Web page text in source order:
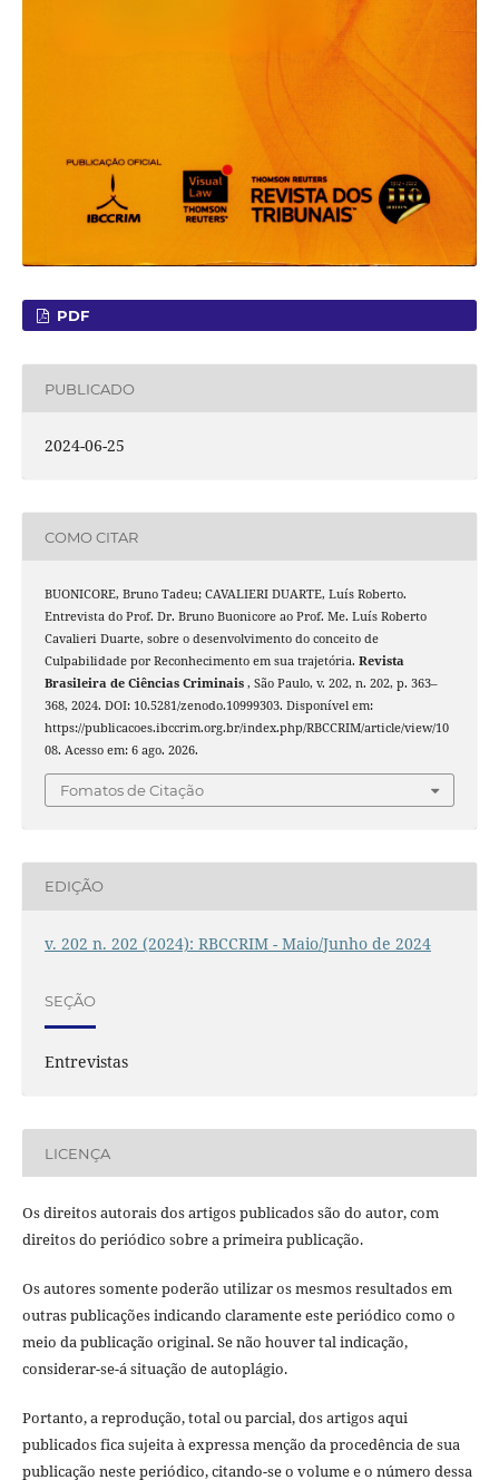
PDF
PUBLICADO
2024-06-25
COMO CITAR
BUONICORE, Bruno Tadeu; CAVALIERI DUARTE, Luís Roberto.
Entrevista do Prof. Dr. Bruno Buonicore ao Prof. Me. Luís Roberto
Cavalieri Duarte, sobre o desenvolvimento do conceito de
Culpabilidade por Reconhecimento em sua trajetória. Revista
Brasileira de Ciências Criminais , São Paulo, v. 202, n. 202, p. 363–
368, 2024. DOI: 10.5281/zenodo.10999303. Disponível em:
https://publicacoes.ibccrim.org.br/index.php/RBCCRIM/article/view/10
08. Acesso em: 6 ago. 2026.
Fomatos de Citação
EDIÇÃO
v. 202 n. 202 (2024): RBCCRIM - Maio/Junho de 2024
SEÇÃO
Entrevistas
LICENÇA
Os direitos autorais dos artigos publicados são do autor, com
direitos do periódico sobre a primeira publicação.
Os autores somente poderão utilizar os mesmos resultados em
outras publicações indicando claramente este periódico como o
meio da publicação original. Se não houver tal indicação,
considerar-se-á situação de autoplágio.
Portanto, a reprodução, total ou parcial, dos artigos aqui
publicados fica sujeita à expressa menção da procedência de sua
publicação neste periódico, citando-se o volume e o número dessa